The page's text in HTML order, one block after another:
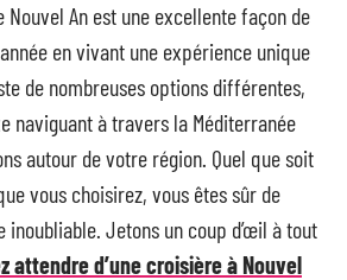
An est une excellente façon de
en vivant une expérience unique
de nombreuses options différentes,
naviguant à travers la Méditerranée
autour de votre région. Quel que soit
vous choisirez, vous êtes sûr de
Jetons un coup d’œil à tout
attendre d’une croisière à Nouvel